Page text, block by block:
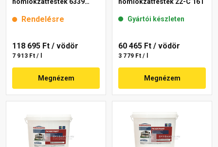
homlokzatfesték 6339
Rendelésre
118 695 Ft / vödör
7 913 Ft / l
Megnézem
homlokzatfesték 22-C 16 l
Gyártói készleten
60 465 Ft / vödör
3 779 Ft / l
Megnézem